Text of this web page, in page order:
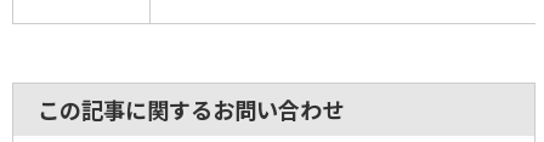
この記事に関するお問い合わせ